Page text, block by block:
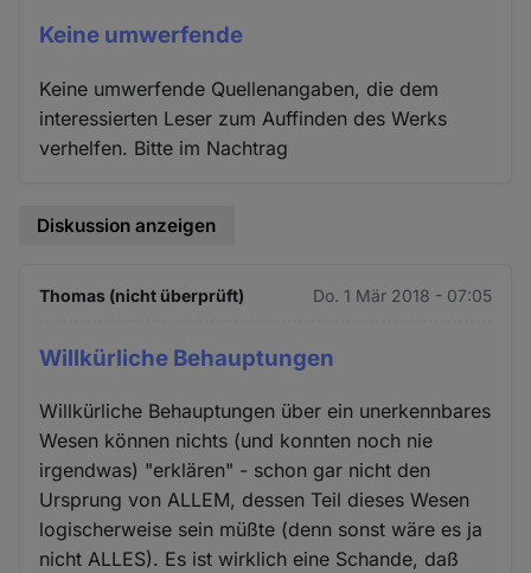
Keine umwerfende
Keine umwerfende Quellenangaben, die dem
interessierten Leser zum Auffinden des Werks
verhelfen. Bitte im Nachtrag
Diskussion anzeigen
Thomas (nicht überprüft) Do. 1 Mär 2018 - 07:05
Willkürliche Behauptungen
Willkürliche Behauptungen über ein unerkennbares
Wesen können nichts (und konnten noch nie
irgendwas) "erklären" - schon gar nicht den
Ursprung von ALLEM, dessen Teil dieses Wesen
logischerweise sein müßte (denn sonst wäre es ja
nicht ALLES). Es ist wirklich eine Schande, daß